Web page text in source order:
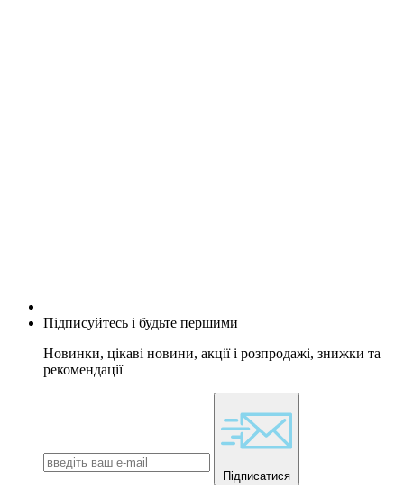
Підписуйтесь і будьте першими
Новинки, цікаві новини, акції і розпродажі, знижки та
рекомендації
Підписатися